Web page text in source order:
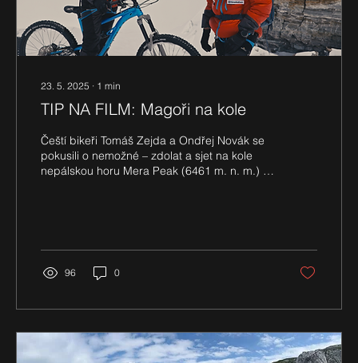
23. 5. 2025 ∙ 1 min
TIP NA FILM: Magoři na kole
Čeští bikeři Tomáš Zejda a Ondřej Novák se
pokusili o nemožné – zdolat a sjet na kole
nepálskou horu Mera Peak (6461 m. n. m.) a
96 0